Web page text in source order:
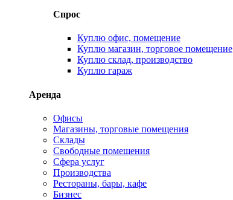
Спрос
Куплю офис, помещение
Куплю магазин, торговое помещение
Куплю склад, производство
Куплю гараж
Аренда
Офисы
Магазины, торговые помещения
Склады
Свободные помещения
Сфера услуг
Производства
Рестораны, бары, кафе
Бизнес